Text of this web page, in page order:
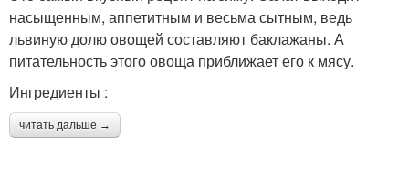
насыщенным, аппетитным и весьма сытным, ведь
львиную долю овощей составляют баклажаны. А
питательность этого овоща приближает его к мясу.
Ингредиенты :
читать дальше →